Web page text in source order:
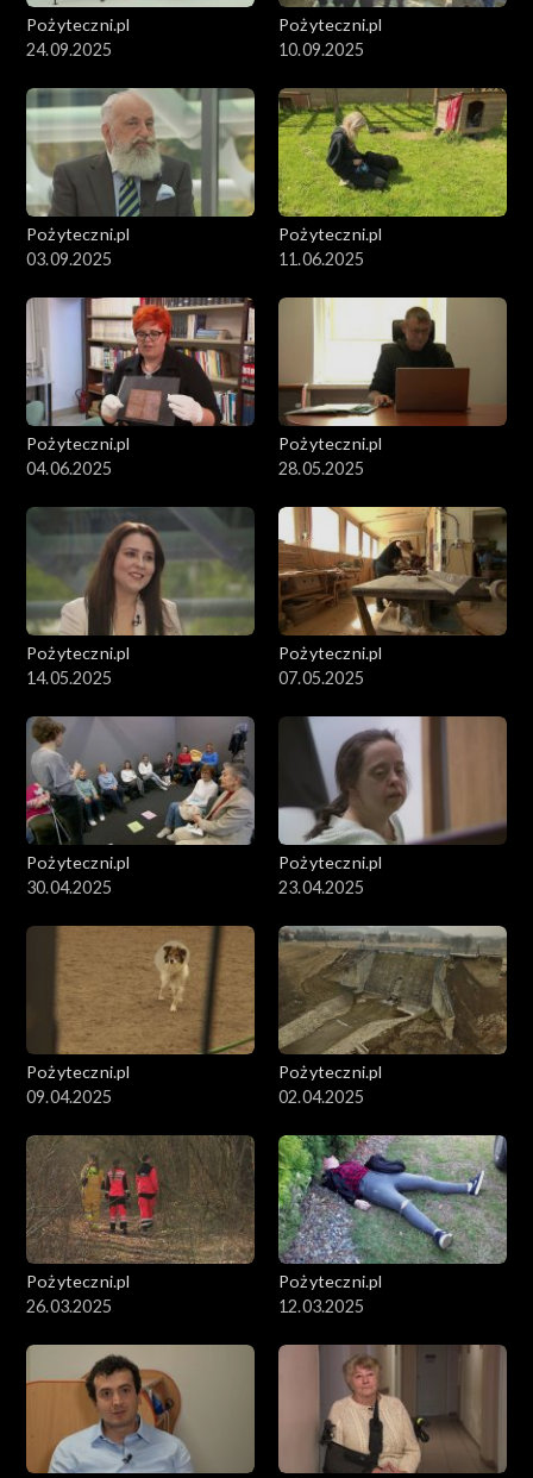
Pożyteczni.pl
24.09.2025
Pożyteczni.pl
10.09.2025
Pożyteczni.pl
03.09.2025
Pożyteczni.pl
11.06.2025
Pożyteczni.pl
04.06.2025
Pożyteczni.pl
28.05.2025
Pożyteczni.pl
14.05.2025
Pożyteczni.pl
07.05.2025
Pożyteczni.pl
30.04.2025
Pożyteczni.pl
23.04.2025
Pożyteczni.pl
09.04.2025
Pożyteczni.pl
02.04.2025
Pożyteczni.pl
26.03.2025
Pożyteczni.pl
12.03.2025